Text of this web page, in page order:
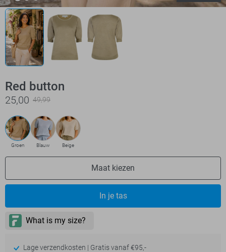
Red button
25,00 49,99
Groen Blauw Beige
Maat kiezen
In je tas
Lage verzendkosten | Gratis vanaf €95,-